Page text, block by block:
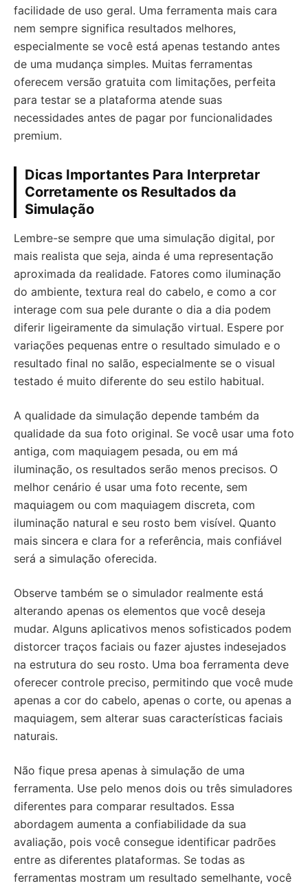
facilidade de uso geral. Uma ferramenta mais cara
nem sempre significa resultados melhores,
especialmente se você está apenas testando antes
de uma mudança simples. Muitas ferramentas
oferecem versão gratuita com limitações, perfeita
para testar se a plataforma atende suas
necessidades antes de pagar por funcionalidades
premium.
Dicas Importantes Para Interpretar
Corretamente os Resultados da
Simulação
Lembre-se sempre que uma simulação digital, por
mais realista que seja, ainda é uma representação
aproximada da realidade. Fatores como iluminação
do ambiente, textura real do cabelo, e como a cor
interage com sua pele durante o dia a dia podem
diferir ligeiramente da simulação virtual. Espere por
variações pequenas entre o resultado simulado e o
resultado final no salão, especialmente se o visual
testado é muito diferente do seu estilo habitual.
A qualidade da simulação depende também da
qualidade da sua foto original. Se você usar uma foto
antiga, com maquiagem pesada, ou em má
iluminação, os resultados serão menos precisos. O
melhor cenário é usar uma foto recente, sem
maquiagem ou com maquiagem discreta, com
iluminação natural e seu rosto bem visível. Quanto
mais sincera e clara for a referência, mais confiável
será a simulação oferecida.
Observe também se o simulador realmente está
alterando apenas os elementos que você deseja
mudar. Alguns aplicativos menos sofisticados podem
distorcer traços faciais ou fazer ajustes indesejados
na estrutura do seu rosto. Uma boa ferramenta deve
oferecer controle preciso, permitindo que você mude
apenas a cor do cabelo, apenas o corte, ou apenas a
maquiagem, sem alterar suas características faciais
naturais.
Não fique presa apenas à simulação de uma
ferramenta. Use pelo menos dois ou três simuladores
diferentes para comparar resultados. Essa
abordagem aumenta a confiabilidade da sua
avaliação, pois você consegue identificar padrões
entre as diferentes plataformas. Se todas as
ferramentas mostram um resultado semelhante, você